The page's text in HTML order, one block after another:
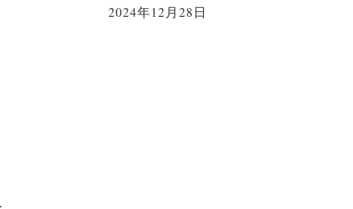
2024年12月28日